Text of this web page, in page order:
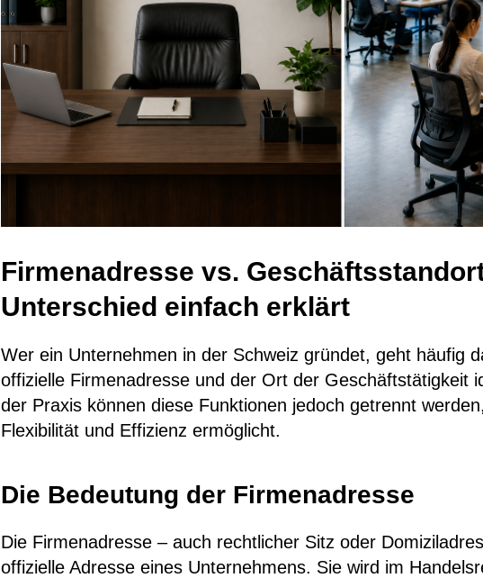
Firmenadresse vs.
Unterschied einfach erklärt
Wer ein Unternehmen in der Schweiz gründet, geht häufig
offizielle Firmenadresse und der Ort der Geschäftstätigkeit
der Praxis können diese Funktionen jedoch getrennt
Flexibilität und Effizienz ermöglicht.
Die Bedeutung der Firmenadresse
Die Firmenadresse – auch rechtlicher Sitz oder
offizielle Adresse eines Unternehmens. Sie wird im